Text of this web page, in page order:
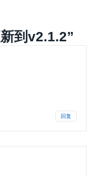
到v2.1.2”
回复